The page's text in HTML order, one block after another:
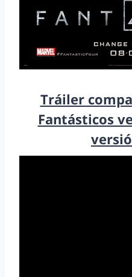
Tráiler
Fantásticos